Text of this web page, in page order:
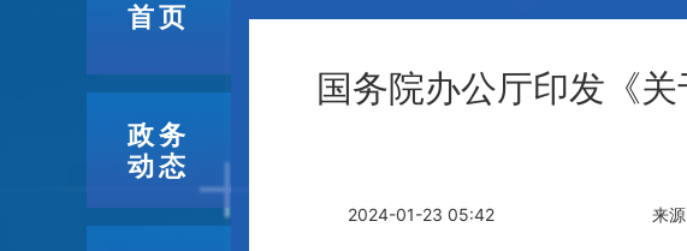
首页
政务
动态
国务院办公厅印发《
2024-01-23 05:42 来